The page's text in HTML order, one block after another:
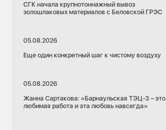
СГК начала крупнотоннажный вывоз
золошлаковых материалов с Беловской ГРЭС
05.08.2026
Еще один конкретный шаг к чистому воздуху
05.08.2026
Жанна Сартакова: «Барнаульская ТЭЦ-3 – это
любимая работа и эта любовь навсегда»